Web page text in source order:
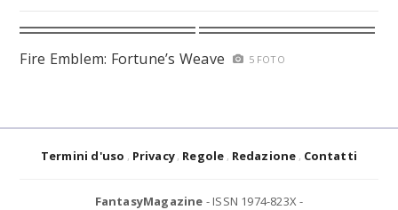
Fire Emblem: Fortune’s Weave 5 FOTO
Termini d'uso Privacy Regole Redazione Contatti
FantasyMagazine - ISSN 1974-823X -